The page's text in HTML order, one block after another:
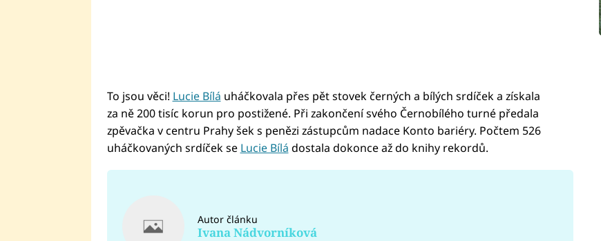
To jsou věci! Lucie Bílá uháčkovala přes pět stovek černých a bílých srdíček a získala
za ně 200 tisíc korun pro postižené. Při zakončení svého Černobílého turné předala
zpěvačka v centru Prahy šek s penězi zástupcům nadace Konto bariéry. Počtem 526
uháčkovaných srdíček se Lucie Bílá dostala dokonce až do knihy rekordů.
Autor článku
Ivana Nádvorníková